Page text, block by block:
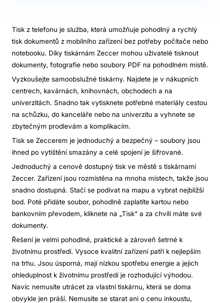
Tisk z telefonu je služba, která umožňuje pohodlný a rychlý
tisk dokumentů z mobilního zařízení bez potřeby počítače nebo
notebooku. Díky tiskárnám Zeccer mohou uživatelé tisknout
dokumenty, fotografie nebo soubory PDF na pohodlném místě.
Vyzkoušejte samoobslužné tiskárny. Najdete je v nákupních
centrech, kavárnách, knihovnách, obchodech a na
univerzitách. Snadno tak vytisknete potřebné materiály cestou
na schůzku, do kanceláře nebo na univerzitu a vyhnete se
zbytečným prodlevám a komplikacím.
Tisk se Zeccerem je jednoduchý a bezpečný – soubory jsou
ihned po vytištění smazány a celé spojení je šifrované.
Jednoduchý a cenově dostupný tisk ve městě s tiskárnami
Zeccer. Zařízení jsou rozmístěna na mnoha místech, takže jsou
snadno dostupná. Stačí se podívat na mapu a vybrat nejbližší
bod. Poté přidáte soubor, pohodlně zaplatíte kartou nebo
bankovním převodem, kliknete na „Tisk“ a za chvíli máte své
dokumenty.
Řešení je velmi pohodlné, praktické a zároveň šetrné k
životnímu prostředí. Vysoce kvalitní zařízení patří k nejlepším
na trhu. Jsou úsporná, mají nízkou spotřebu energie a jejich
ohleduplnost k životnímu prostředí je rozhodující výhodou.
Navíc nemusíte utrácet za vlastní tiskárnu, která se doma
obvykle jen práší. Nemusíte se starat ani o cenu inkoustu,